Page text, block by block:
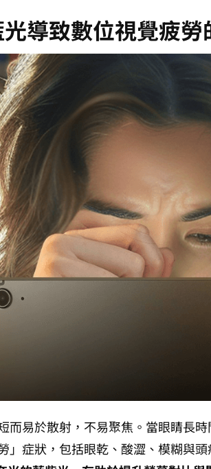
導致數位視覺疲
而易於散射，不易聚焦。當眼睛長
症狀，包括眼乾、酸澀、模糊與頭